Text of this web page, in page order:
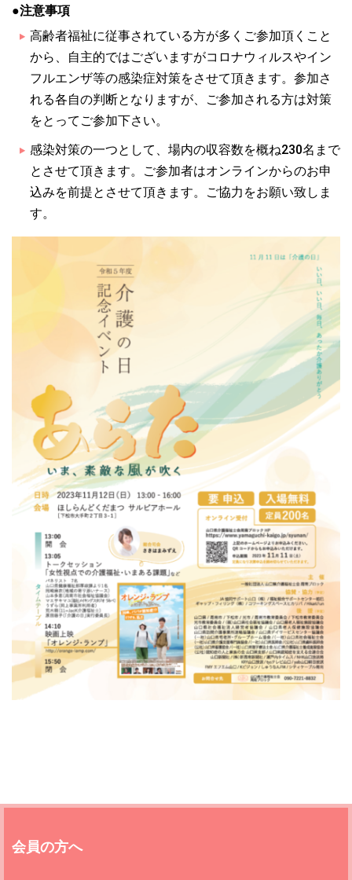
●注意事項
高齢者福祉に従事されている方が多くご参加頂くこと
から、自主的ではございますがコロナウィルスやイン
フルエンザ等の感染症対策をさせて頂きます。参加さ
れる各自の判断となりますが、ご参加される方は対策
をとってご参加下さい。
感染対策の一つとして、場内の収容数を概ね230名まで
とさせて頂きます。ご参加者はオンラインからのお申
込みを前提とさせて頂きます。ご協力をお願い致しま
す。
会員の方へ